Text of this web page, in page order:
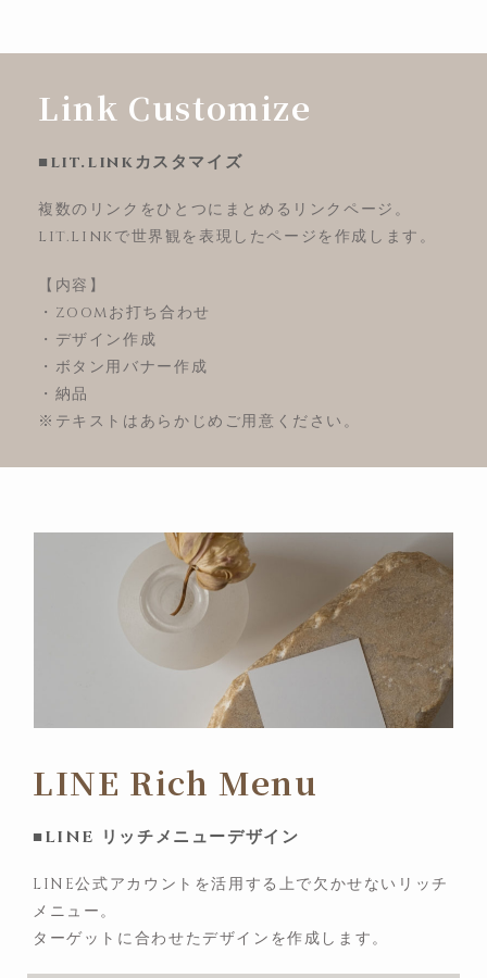
Link Customize
■lit.linkカスタマイズ
複数のリンクをひとつにまとめるリンクページ。
lit.linkで世界観を表現したページを作成します。
【内容】
・zoomお打ち合わせ
・デザイン作成
・ボタン用バナー作成
・納品
※テキストはあらかじめご用意ください。
LINE Rich Menu
■LINE リッチメニューデザイン
LINE公式アカウントを活用する上で欠かせないリッチ
メニュー。
ターゲットに合わせたデザインを作成します。